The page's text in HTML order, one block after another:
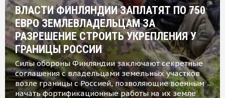
ВЛАСТИ ФИНЛЯНДИИ ЗАПЛАТЯТ ПО 750
ЕВРО ЗЕМЛЕВЛАДЕЛЬЦАМ ЗА
РАЗРЕШЕНИЕ СТРОИТЬ УКРЕПЛЕНИЯ У
ГРАНИЦЫ РОССИИ
Силы обороны Финляндии заключают секретные
соглашения с владельцами земельных участков
возле границы с Россией, позволяющие военным
начать фортификационные работы на их земле